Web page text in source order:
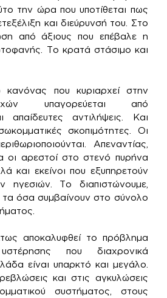
την ώρα που υποτίθεται πως
και διεύρυνσή του. Στο
από άξιους που επέβαλε η
Το κρατά στάσιμο και
κανόνας που κυριαρχεί στην
υπαγορεύεται από
απαίδευτες αντιλήψεις. Και
σκοπιμότητες. Οι
Απεναντίας,
οι αρεστοί στο στενό πυρήνα
και εκείνοι που εξυπηρετούν
ηγεσιών. Το διαπιστώνουμε,
όσα συμβαίνουν στο σύνολο
αποκαλυφθεί το πρόβλημα
που διαχρονικά
είναι υπαρκτό και μεγάλο.
και στις αγκυλώσεις
συστήματος, στους